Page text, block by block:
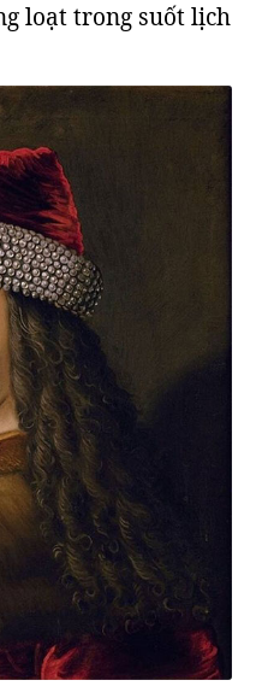
loạt trong suốt lịch